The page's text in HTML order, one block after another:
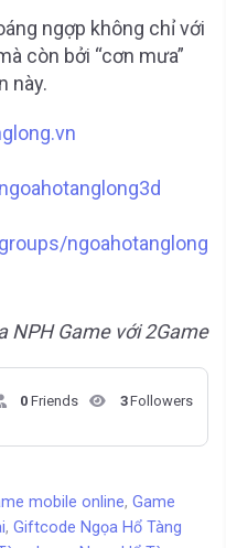
ngợp không chỉ với
còn bởi “cơn mưa”
này.
ngoahotanglong
NPH Game với 2Game
0 Friends 3Followers
mobile online, Game
, Giftcode Ngọa Hổ Tàng